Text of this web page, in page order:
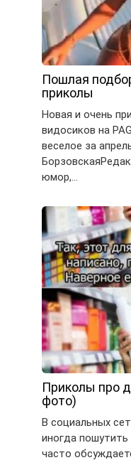
Пошлая
приколы
Новая и очень
видосиков на
веселое за
юмор,…
Приколы про
фото)
В социальных
иногда
часто